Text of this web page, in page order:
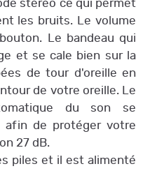
stéréo ce qui permet
les bruits. Le volume
Le bandeau qui
et se cale bien sur la
de tour d'oreille en
de votre oreille. Le
du son se
afin de protéger votre
27 dB.
piles et il est alimenté